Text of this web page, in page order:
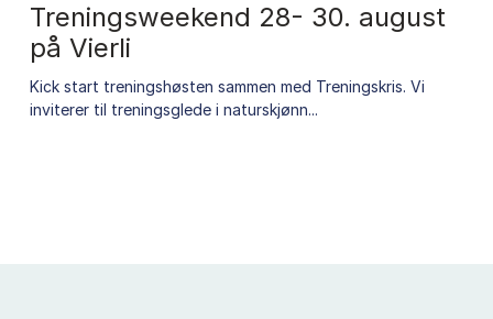
Treningsweekend 28- 30. august
på Vierli
Kick start treningshøsten sammen med Treningskris. Vi
inviterer til treningsglede i naturskjønn...